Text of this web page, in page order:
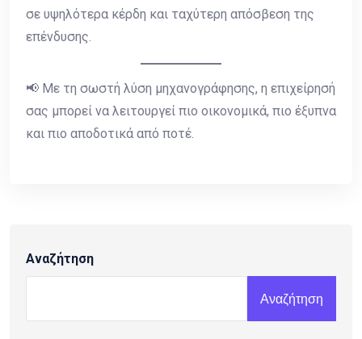
σε υψηλότερα κέρδη και ταχύτερη απόσβεση της
επένδυσης.
📢 Με τη σωστή λύση μηχανογράφησης, η επιχείρησή
σας μπορεί να λειτουργεί πιο οικονομικά, πιο έξυπνα
και πιο αποδοτικά από ποτέ.
Αναζήτηση
Αναζήτηση